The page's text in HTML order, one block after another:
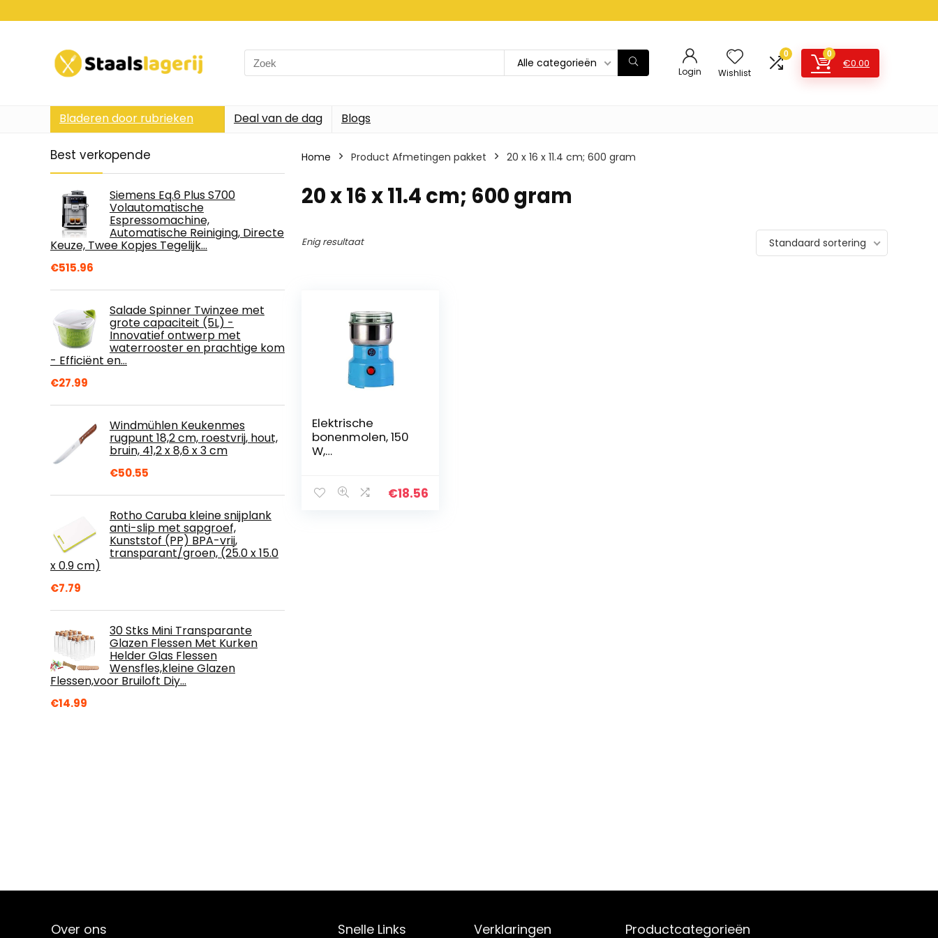
Search
for:
Alle categorieën
Login Wishlist
0 0
€0.00
Bladeren door rubrieken Deal van de dag Blogs
Best verkopende
Siemens Eq.6 Plus S700
Volautomatische
Espressomachine,
Automatische Reiniging, Directe
Keuze, Twee Kopjes Tegelijk…
€515.96
Salade Spinner Twinzee met
grote capaciteit (5L) -
Innovatief ontwerp met
waterrooster en prachtige kom
- Efficiënt en…
€27.99
Windmühlen Keukenmes
rugpunt 18,2 cm, roestvrij, hout,
bruin, 41,2 x 8,6 x 3 cm
€50.55
Rotho Caruba kleine snijplank
anti-slip met sapgroef,
Kunststof (PP) BPA-vrij,
transparant/groen, (25.0 x 15.0
x 0.9 cm)
€7.79
30 Stks Mini Transparante
Glazen Flessen Met Kurken
Helder Glas Flessen
Wensfles,kleine Glazen
Flessen,voor Bruiloft Diy…
€14.99
Home Product Afmetingen pakket 20 x 16 x 11.4 cm; 600 gram
20 x 16 x 11.4 cm; 600 gram
Enig resultaat Standaard sortering
Elektrische
bonenmolen, 150
W,
kruidenmolen,€18.56
Over ons Snelle Links Verklaringen Productcategorieën